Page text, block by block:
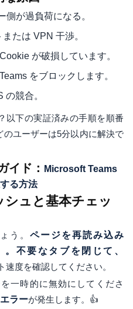
側が過負荷になる。
たは VPN 干渉。
が破損しています。
をブロックします。
の競合。
以下の実証済みの手順を順番
ユーザーは5分以内に解決で
イド：
Microsoft Teams
る方法
シュと基本チェッ
う。 ページを再読み込み
。不要なタブを閉じて、
速度を確認してください。
一時的に無効にしてくださ
ラーが発生します。👍